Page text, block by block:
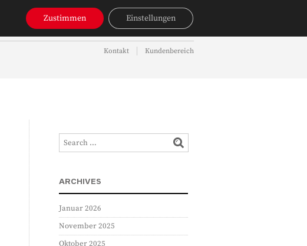
ÜBER UNS OBJEKTSUCHE AKTUELLES
Kontakt Kundenbereich
ARCHIVES
Januar 2026
November 2025
Oktober 2025
NAVIGATION
Zustimmen Einstellungen